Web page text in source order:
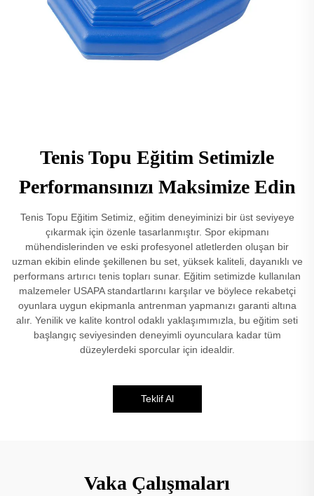
Tenis Topu Eğitim Setimizle
Performansınızı Maksimize Edin
Tenis Topu Eğitim Setimiz, eğitim deneyiminizi bir üst seviyeye
çıkarmak için özenle tasarlanmıştır. Spor ekipmanı
mühendislerinden ve eski profesyonel atletlerden oluşan bir
uzman ekibin elinde şekillenen bu set, yüksek kaliteli, dayanıklı ve
performans artırıcı tenis topları sunar. Eğitim setimizde kullanılan
malzemeler USAPA standartlarını karşılar ve böylece rekabetçi
oyunlara uygun ekipmanla antrenman yapmanızı garanti altına
alır. Yenilik ve kalite kontrol odaklı yaklaşımımızla, bu eğitim seti
başlangıç seviyesinden deneyimli oyunculara kadar tüm
düzeylerdeki sporcular için idealdir.
Teklif Al
Vaka Çalışmaları